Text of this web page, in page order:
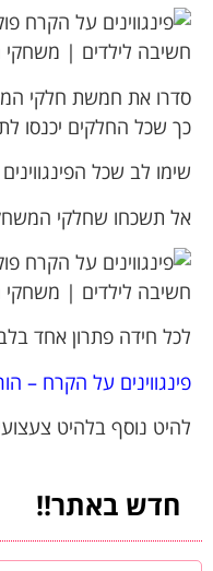
סדרו את חמשת חלקי
כך שכל החלקים יכנסו
שימו לב שכל
אל תשכחו שחלקי
לכל חידה פתרון אחד
פינגווינים על הקרח –
להיט נוסף בלהיט
חדש באתר!!